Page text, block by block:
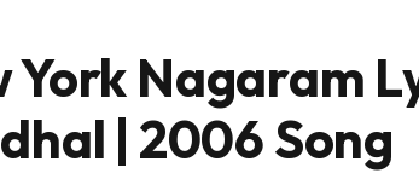
York Nagaram
| 2006 Song